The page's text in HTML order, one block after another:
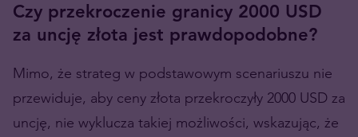
Czy przekroczenie granicy 2000 USD
za uncję złota jest prawdopodobne?
Mimo, że strateg w podstawowym scenariuszu nie
przewiduje, aby ceny złota przekroczyły 2000 USD za
uncję, nie wyklucza takiej możliwości, wskazując, że